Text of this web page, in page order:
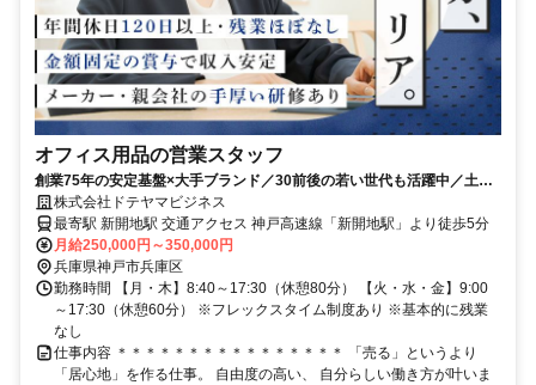
オフィス用品の営業スタッフ
創業75年の安定基盤×大手ブランド／30前後の若い世代も活躍中／土日
祝休／頑張りは賞与で還元
株式会社ドテヤマビジネス
最寄駅 新開地駅 交通アクセス 神戸高速線「新開地駅」より徒歩5分
月給250,000円～350,000円
兵庫県神戸市兵庫区
勤務時間 【月・木】8:40～17:30（休憩80分） 【火・水・金】9:00
～17:30（休憩60分） ※フレックスタイム制度あり ※基本的に残業
なし
仕事内容 ＊＊＊＊＊＊＊＊＊＊＊＊＊＊＊＊ 「売る」というより
「居心地」を作る仕事。 自由度の高い、 自分らしい働き方が叶いま